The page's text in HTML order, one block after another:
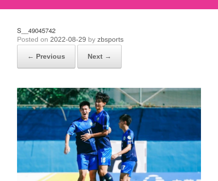
S__49045742
Posted on 2022-08-29 by zbsports
← Previous Next →